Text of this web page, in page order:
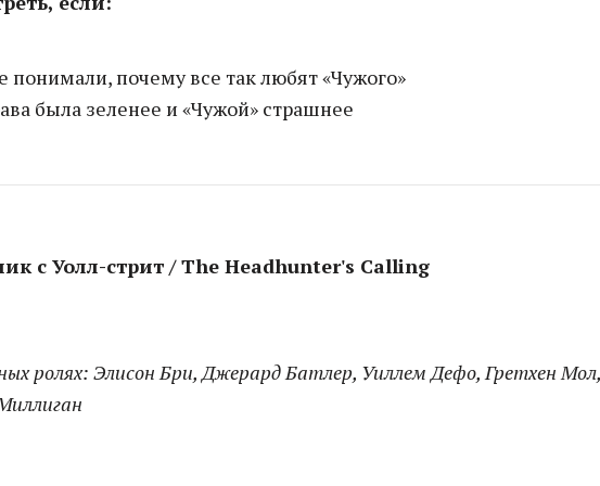
понимали, почему все так любят «Чужого»
была зеленее и «Чужой» страшнее
с Уолл-стрит / The Headhunter's Calling
ролях: Элисон Бри, Джерард Батлер, Уиллем Дефо, Гретхен